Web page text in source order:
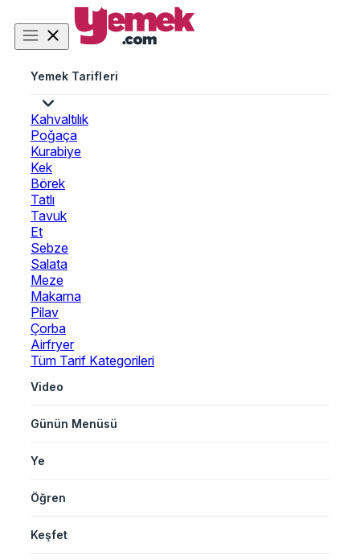
Yemek Tarifleri
Kahvaltılık
Poğaça
Kurabiye
Kek
Börek
Tatlı
Tavuk
Et
Sebze
Salata
Meze
Makarna
Pilav
Çorba
Airfryer
Tüm Tarif Kategorileri
Video
Günün Menüsü
Ye
Öğren
Keşfet